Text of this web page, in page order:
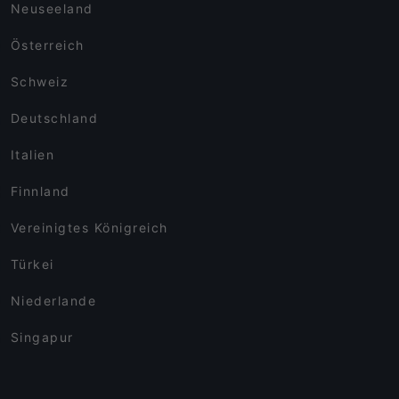
Neuseeland
Österreich
Schweiz
Deutschland
Italien
Finnland
Vereinigtes Königreich
Türkei
Niederlande
Singapur